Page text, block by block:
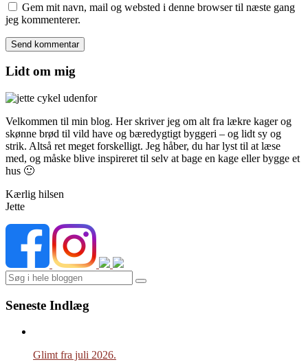
Gem mit navn, mail og websted i denne browser til næste gang
jeg kommenterer.
Lidt om mig
Velkommen til min blog. Her skriver jeg om alt fra lækre kager og
skønne brød til vild have og bæredygtigt byggeri – og lidt sy og
strik. Altså ret meget forskelligt. Jeg håber, du har lyst til at læse
med, og måske blive inspireret til selv at bage en kage eller bygge et
hus 🙂
Kærlig hilsen
Jette
Search
Seneste Indlæg
Glimt fra juli 2026.